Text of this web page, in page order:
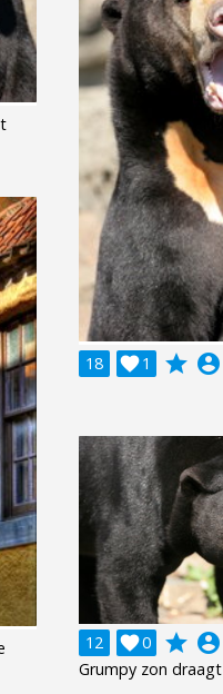
18 1
 grade account_circle
12 0
 grade account_circle
Grumpy zon draagt